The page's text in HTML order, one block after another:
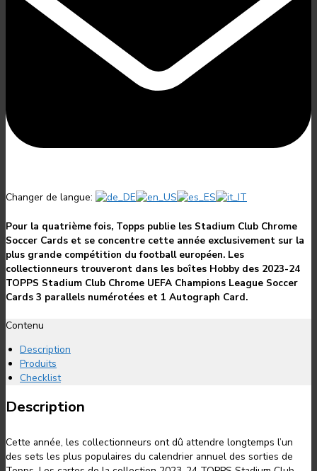
Changer de langue:
Pour la quatrième fois, Topps publie les Stadium Club Chrome
Soccer Cards et se concentre cette année exclusivement sur la
plus grande compétition du football européen. Les
collectionneurs trouveront dans les boîtes Hobby des 2023-24
TOPPS Stadium Club Chrome UEFA Champions League Soccer
Cards 3 parallels numérotées et 1 Autograph Card.
Contenu
Description
Produits
Checklist
Description
Cette année, les collectionneurs ont dû attendre longtemps l’un
des sets les plus populaires du calendrier annuel des sorties de